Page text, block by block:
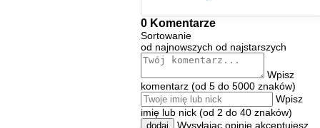
0 Komentarze
Sortowanie
od najnowszych od najstarszych
Wpisz
komentarz (od 5 do 5000 znaków)
Wpisz
imię lub nick (od 2 do 40 znaków)
dodaj
Wysyłając opinię akceptujesz